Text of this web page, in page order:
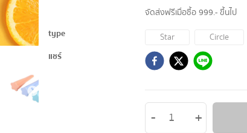
จัดส่งฟรีเมื่อซื้อ 999.- ขึ้นไป
type
Star
Circle
แชร์